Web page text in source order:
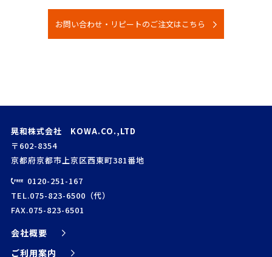
お問い合わせ・リピートのご注文はこちら
晃和株式会社 KOWA.CO.,LTD
〒602-8354
京都府京都市上京区西東町381番地
0120-251-167
TEL.075-823-6500（代）
FAX.075-823-6501
会社概要
ご利用案内